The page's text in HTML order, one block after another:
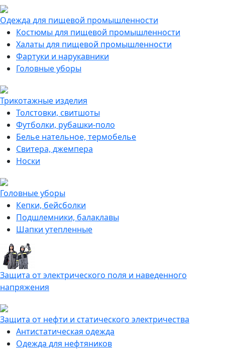
Одежда для пищевой промышленности
Костюмы для пищевой промышленности
Халаты для пищевой промышленности
Фартуки и нарукавники
Головные уборы
Трикотажные изделия
Толстовки, свитшоты
Футболки, рубашки-поло
Белье нательное, термобелье
Свитера, джемпера
Носки
Головные уборы
Кепки, бейсболки
Подшлемники, балаклавы
Шапки утепленные
Защита от электрического поля и наведенного
напряжения
Защита от нефти и статического электричества
Антистатическая одежда
Одежда для нефтяников